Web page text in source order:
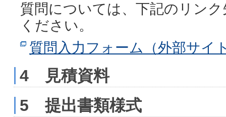
質問については、下記のリン
ください。
質問入力フォーム（外部サイ
4 見積資料
5 提出書類様式